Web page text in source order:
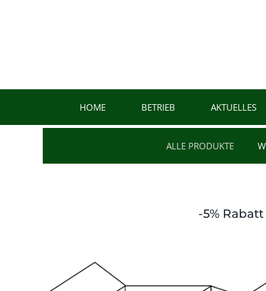
HOME BETRIEB AKTUELLES
ALLE PRODUKTE
-5%